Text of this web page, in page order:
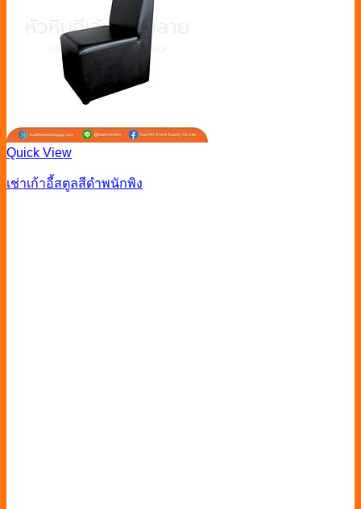
Quick View
เช่าเก้าอี้สตูลสีดำพนักพิง